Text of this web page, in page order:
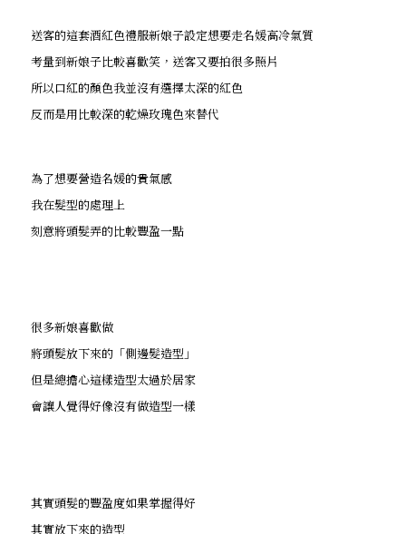
送客的這套酒紅色禮服新娘子設定想要走名媛高冷氣質
考量到新娘子比較喜歡笑，送客又要拍很多照片
所以口紅的顏色我並沒有選擇太深的紅色
反而是用比較深的乾燥玫瑰色來替代
為了想要營造名媛的貴氣感
我在髮型的處理上
刻意將頭髮弄的比較豐盈一點
很多新娘喜歡做
將頭髮放下來的「側邊髮造型」
但是總擔心這樣造型太過於居家
會讓人覺得好像沒有做造型一樣
其實頭髮的豐盈度如果掌握得好
其實放下來的造型